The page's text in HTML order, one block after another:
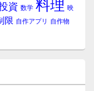
資 数学
映
限 自作アプリ 自作物